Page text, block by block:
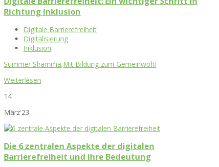
Richtung Inklusion
Digitale Barrierefreiheit
Digitalisierung
Inklusion
Summer Shamma,Mit Bildung zum Gemeinwohl
Weiterlesen
14
März'23
Die 6 zentralen Aspekte der digitalen
Barrierefreiheit und ihre Bedeutung